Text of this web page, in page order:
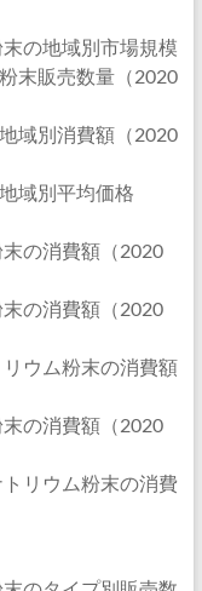
の地域別市場規模
末販売数量（2020
域別消費額（2020
域別平均価格
の消費額（2020
の消費額（2020
ウム粉末の消費額
の消費額（2020
リウム粉末の消費